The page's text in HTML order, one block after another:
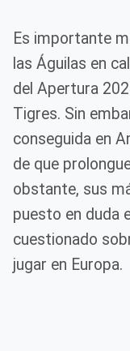
Es importante
las Águilas en
del Apertura
Tigres. Sin
conseguida en
de que
obstante, sus
puesto en duda
cuestionado
jugar en Europa.